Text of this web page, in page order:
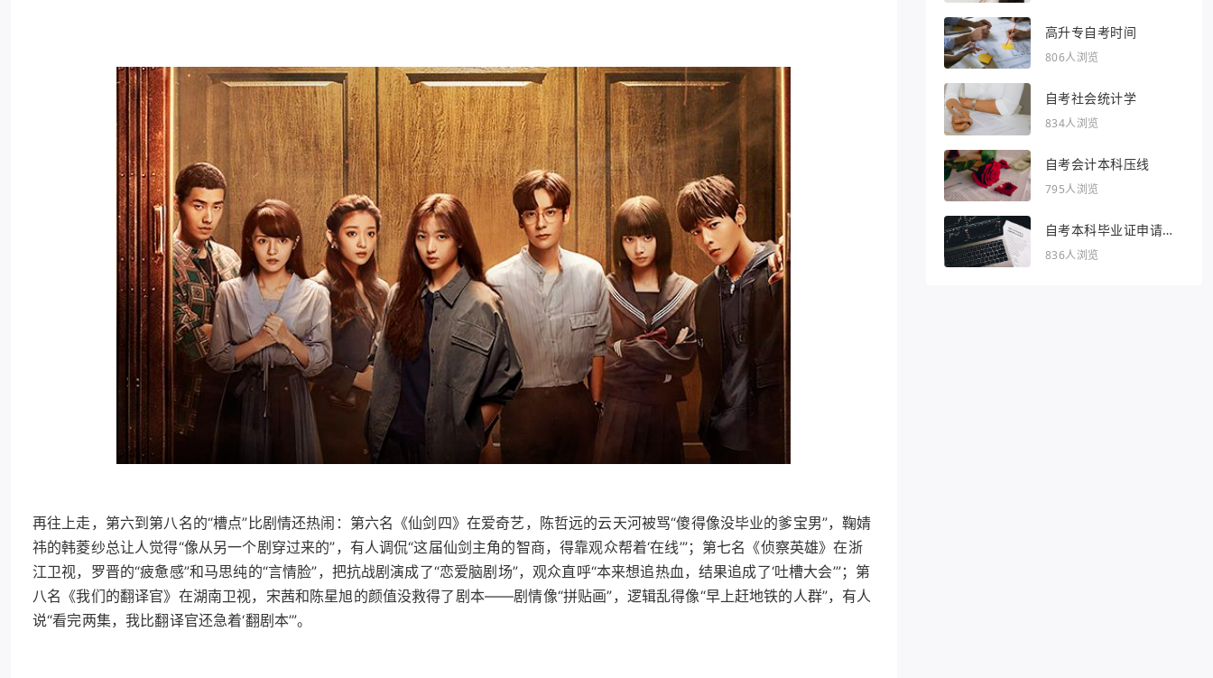
再往上走，第六到第八名的“槽点”比剧情还热闹：第六名《仙剑四》在爱奇艺，陈哲远的云天河被骂“傻得像没毕业的爹宝男”，鞠婧
祎的韩菱纱总让人觉得“像从另一个剧穿过来的”，有人调侃“这届仙剑主角的智商，得靠观众帮着‘在线’”；第七名《侦察英雄》在浙
江卫视，罗晋的“疲惫感”和马思纯的“言情脸”，把抗战剧演成了“恋爱脑剧场”，观众直呼“本来想追热血，结果追成了‘吐槽大会’”；第
八名《我们的翻译官》在湖南卫视，宋茜和陈星旭的颜值没救得了剧本——剧情像“拼贴画”，逻辑乱得像“早上赶地铁的人群”，有人
说“看完两集，我比翻译官还急着‘翻剧本’”。
高升专自考时间
806人浏览
自考社会统计学
834人浏览
自考会计本科压线
795人浏览
自考本科毕业证申请条
件
836人浏览